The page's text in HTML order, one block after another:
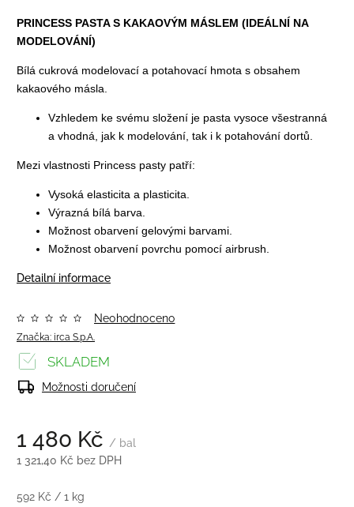
PRINCESS PASTA S KAKAOVÝM MÁSLEM (IDEÁLNÍ NA
MODELOVÁNÍ)
Bílá cukrová modelovací a potahovací hmota s obsahem
kakaového másla.
Vzhledem ke svému složení je pasta vysoce všestranná
a vhodná, jak k modelování, tak i k potahování dortů.
Mezi vlastnosti Princess pasty patří:
Vysoká elasticita a plasticita.
Výrazná bílá barva.
Možnost obarvení gelovými barvami.
Možnost obarvení povrchu pomocí airbrush.
Detailní informace
Značka: irca S.p.A.
Neohodnoceno
1 480 Kč / bal
1 321,40 Kč bez DPH
592 Kč / 1 kg
SKLADEM
Možnosti doručení